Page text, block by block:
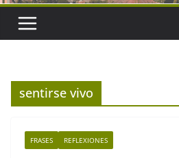
sentirse vivo
FRASES REFLEXIONES